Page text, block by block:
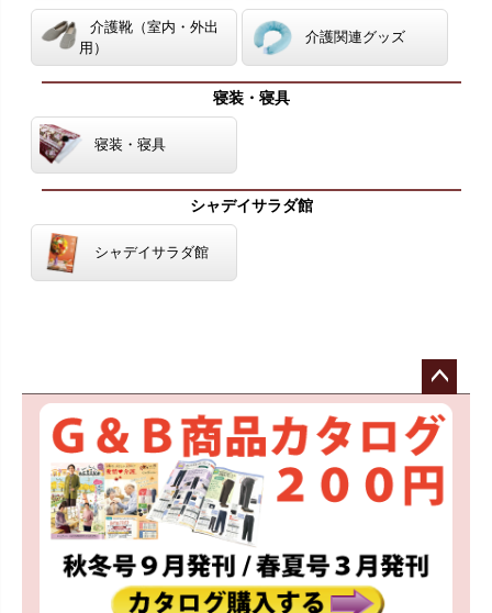
介護靴（室内・外出
用）
介護関連グッズ
寝装・寝具
寝装・寝具
シャデイサラダ館
シャデイサラダ館
ペー
ジト
ップ
へ